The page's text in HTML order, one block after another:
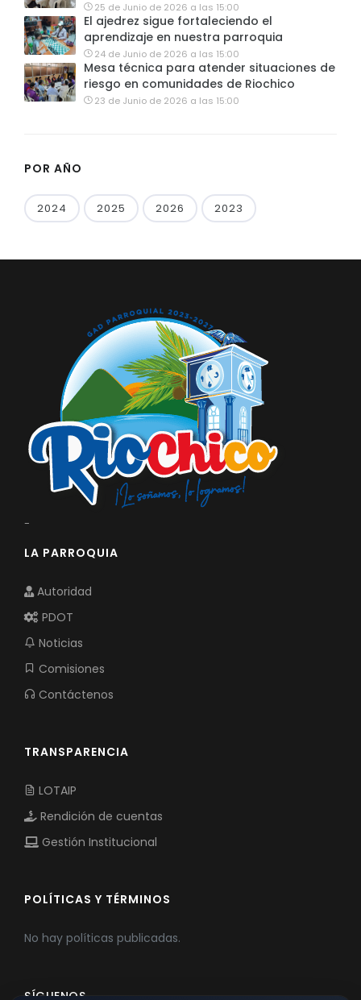
25 de Junio de 2026 a las 15:00
El ajedrez sigue fortaleciendo el
aprendizaje en nuestra parroquia
24 de Junio de 2026 a las 15:00
Mesa técnica para atender situaciones de
riesgo en comunidades de Riochico
23 de Junio de 2026 a las 15:00
POR AÑO
2024 2025 2026 2023
-
LA PARROQUIA
Autoridad
PDOT
Noticias
Comisiones
Contáctenos
TRANSPARENCIA
LOTAIP
Rendición de cuentas
Gestión Institucional
POLÍTICAS Y TÉRMINOS
No hay políticas publicadas.
SÍGUENOS